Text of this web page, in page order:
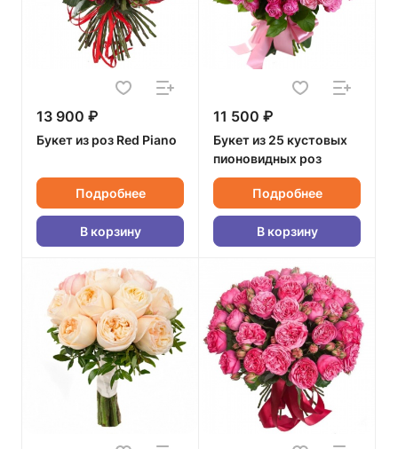
13 900 ₽
Букет из роз Red Piano
Подробнее
В корзину
11 500 ₽
Букет из 25 кустовых
пионовидных роз
Подробнее
В корзину